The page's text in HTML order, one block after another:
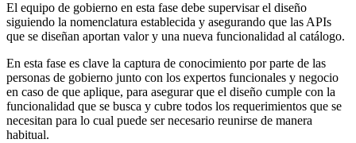
El equipo de gobierno en esta fase debe supervisar el diseño
siguiendo la nomenclatura establecida y asegurando que las APIs
que se diseñan aportan valor y una nueva funcionalidad al catálogo.
En esta fase es clave la captura de conocimiento por parte de las
personas de gobierno junto con los expertos funcionales y negocio
en caso de que aplique, para asegurar que el diseño cumple con la
funcionalidad que se busca y cubre todos los requerimientos que se
necesitan para lo cual puede ser necesario reunirse de manera
habitual.